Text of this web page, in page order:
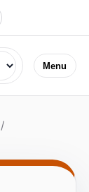
Menu
Jazyk
/